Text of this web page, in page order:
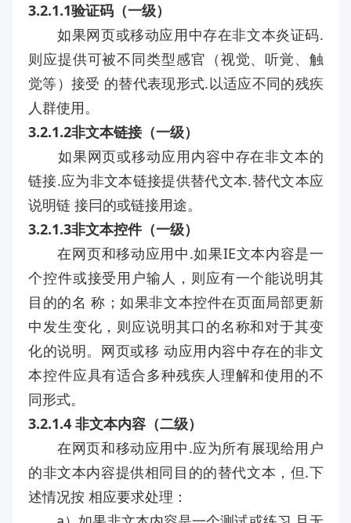
3.2.1.1验证码（一级）
如果网页或移动应用中存在非文本炎证码.
则应提供可被不同类型感官（视觉、听覚、触
觉等）接受 的替代表现形式.以适应不同的残疾
人群使用。
3.2.1.2非文本链接（一级）
如果网页或移动应用内容中存在非文本的
链接.应为非文本链接提供替代文本.替代文本应
说明链 接冃的或链接用途。
3.2.1.3非文本控件（一级）
在网页和移动应用中.如果IE文本内容是一
个控件或接受用户输人，则应有一个能说明其
目的的名 称；如果非文本控件在页面局部更新
中发生变化，则应说明其口的名称和对于其变
化的说明。网页或移 动应用内容中存在的非文
本控件应具有适合多种残疾人理解和使用的不
同形式。
3.2.1.4 非文本内容（二级）
在网页和移动应用中.应为所有展现给用户
的非文本内容提供相同目的的替代文本，但.下
述情况按 相应要求处理：